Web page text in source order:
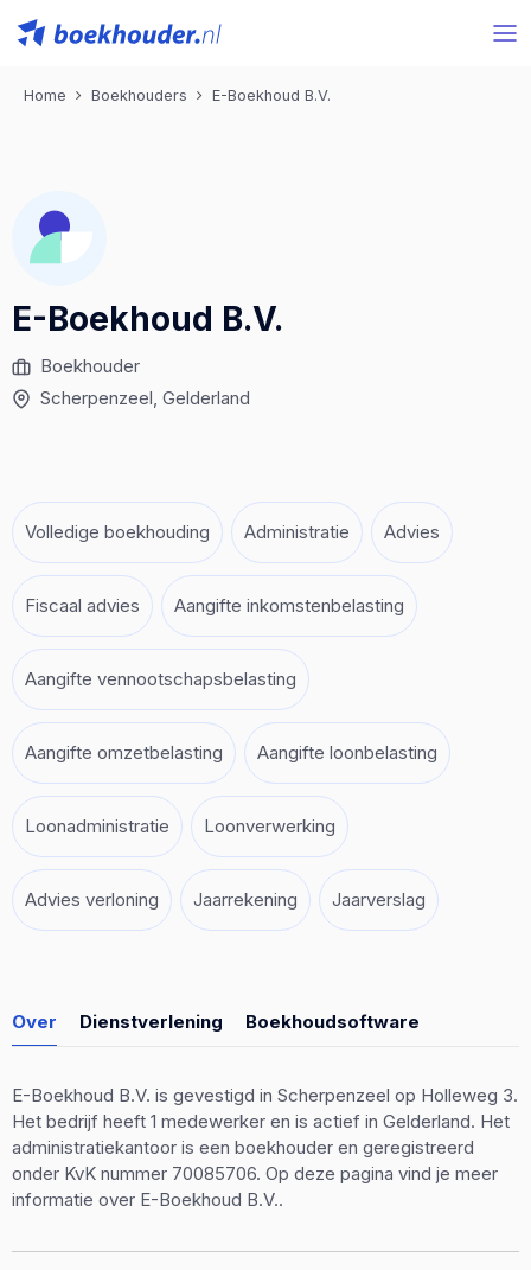
Home Boekhouders E-Boekhoud B.V.
E-Boekhoud B.V.
Boekhouder
Scherpenzeel, Gelderland
Volledige boekhouding Administratie Advies
Fiscaal advies Aangifte inkomstenbelasting
Aangifte vennootschapsbelasting
Aangifte omzetbelasting Aangifte loonbelasting
Loonadministratie Loonverwerking
Advies verloning Jaarrekening Jaarverslag
Over Dienstverlening Boekhoudsoftware
E-Boekhoud B.V. is gevestigd in Scherpenzeel op Holleweg 3.
Het bedrijf heeft 1 medewerker en is actief in Gelderland. Het
administratiekantoor is een boekhouder en geregistreerd
onder KvK nummer 70085706. Op deze pagina vind je meer
informatie over E-Boekhoud B.V..